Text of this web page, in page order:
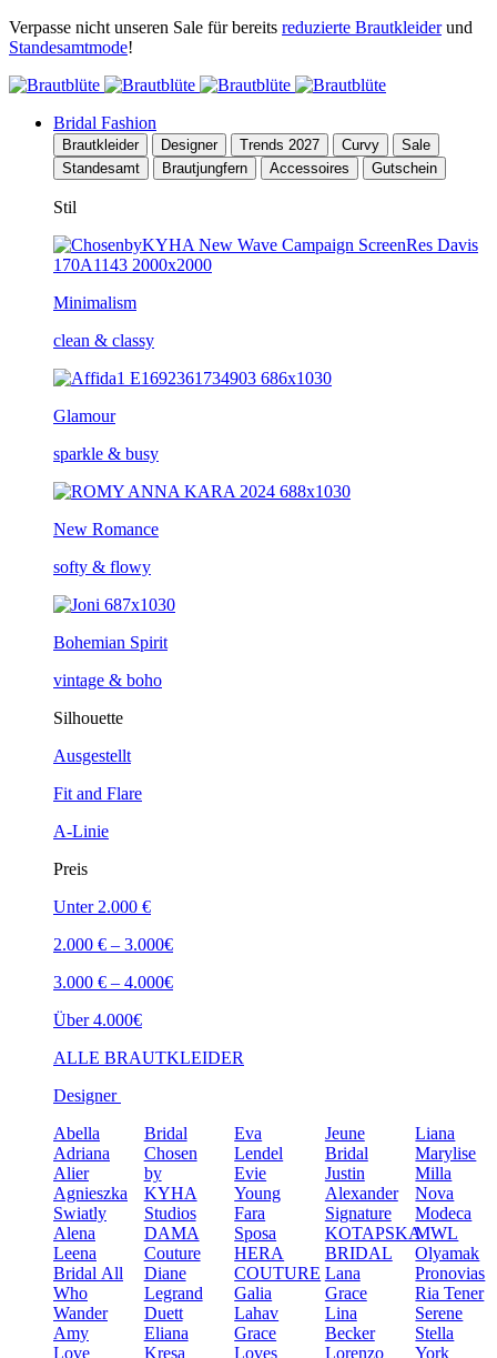
Verpasse nicht unseren Sale für bereits reduzierte Brautkleiderund
Standesamtmode!
Bridal Fashion
Brautkleider Designer Trends 2027 Curvy
Sale
Standesamt
Brautjungfern Accessoires Gutschein
Stil
Minimalism
clean & classy
Glamour
sparkle & busy
New Romance
softy & flowy
Bohemian Spirit
vintage & boho
Silhouette
Ausgestellt
Fit and Flare
A-Linie
Preis
Unter 2.000 €
2.000 € – 3.000€
3.000 € – 4.000€
Über 4.000€
ALLE BRAUTKLEIDER
Designer
Abella
Adriana
Alier
Agnieszka
Swiatly
Alena
Leena
Bridal All
Who
Wander
Amy
Love
Bridal
Chosen
by
KYHA
Studios
DAMA
Couture
Diane
Legrand
Duett
Eliana
Kresa
Eva
Lendel
Evie
Young
Fara
Sposa
HERA
COUTURE
Galia
Lahav
Grace
Loves
Jeune
Bridal
Justin
Alexander
Signature
KOTAPSKA
BRIDAL
Lana
Grace
Lina
Becker
Lorenzo
Liana
Marylise
Milla
Nova
Modeca
MWL
Olyamak
Pronovias
Ria Tener
Serene
Stella
York